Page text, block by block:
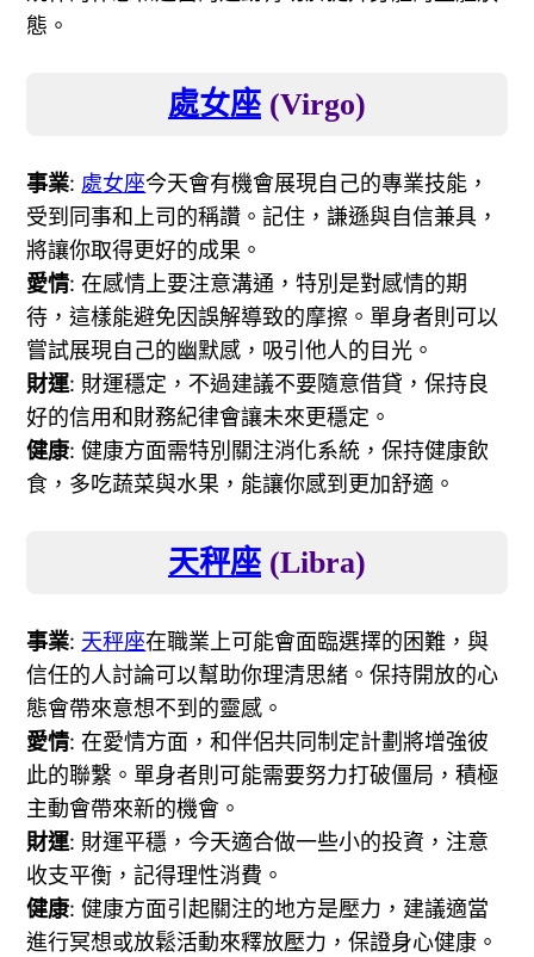
態。
處女座 (Virgo)
事業: 處女座今天會有機會展現自己的專業技能，
受到同事和上司的稱讚。記住，謙遜與自信兼具，
將讓你取得更好的成果。
愛情: 在感情上要注意溝通，特別是對感情的期
待，這樣能避免因誤解導致的摩擦。單身者則可以
嘗試展現自己的幽默感，吸引他人的目光。
財運: 財運穩定，不過建議不要隨意借貸，保持良
好的信用和財務紀律會讓未來更穩定。
健康: 健康方面需特別關注消化系統，保持健康飲
食，多吃蔬菜與水果，能讓你感到更加舒適。
天秤座 (Libra)
事業: 天秤座在職業上可能會面臨選擇的困難，與
信任的人討論可以幫助你理清思緒。保持開放的心
態會帶來意想不到的靈感。
愛情: 在愛情方面，和伴侶共同制定計劃將增強彼
此的聯繫。單身者則可能需要努力打破僵局，積極
主動會帶來新的機會。
財運: 財運平穩，今天適合做一些小的投資，注意
收支平衡，記得理性消費。
健康: 健康方面引起關注的地方是壓力，建議適當
進行冥想或放鬆活動來釋放壓力，保證身心健康。